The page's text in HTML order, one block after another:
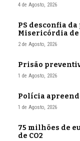
4 de Agosto, 2026
PS desconfia
Misericórdia de
2 de Agosto, 2026
Prisão
1 de Agosto, 2026
Polícia
1 de Agosto, 2026
75 milhões de
de CO2